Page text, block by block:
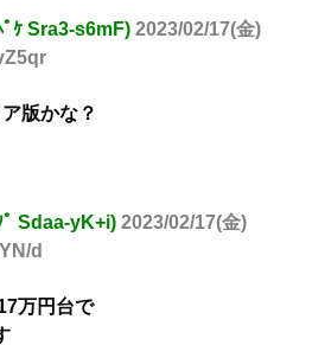
ｹ Sra3-s6mF) 2023/02/17(金)
版かな？
ﾟ Sdaa-yK+i) 2023/02/17(金)
d
万円台で